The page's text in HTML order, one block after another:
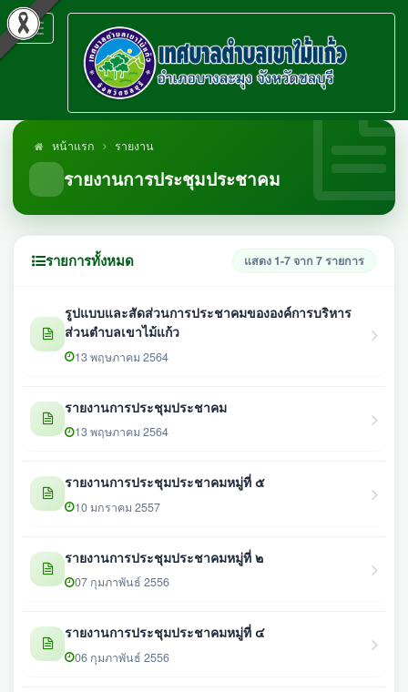
Toggle
navigation
หน้าแรก รายงาน
รายงานการประชุมประชาคม
รายการทั้งหมด แสดง 1-7 จาก 7 รายการ
รูปแบบและสัดส่วนการประชาคมขององค์การบริหาร
ส่วนตำบลเขาไม้แก้ว
13 พฤษภาคม 2564
รายงานการประชุมประชาคม
13 พฤษภาคม 2564
รายงานการประชุมประชาคมหมู่ที่ ๕
10 มกราคม 2557
รายงานการประชุมประชาคมหมู่ที่ ๒
07 กุมภาพันธ์ 2556
รายงานการประชุมประชาคมหมู่ที่ ๔
06 กุมภาพันธ์ 2556